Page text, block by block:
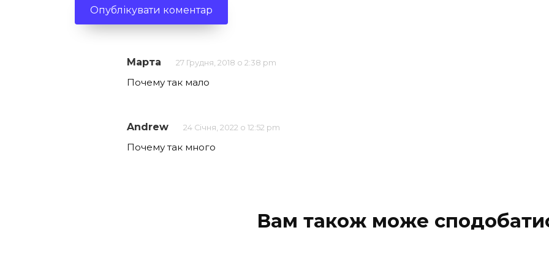
Марта 27 Грудня, 2018 о 2:38 pm
Почему так мало
Andrew 24 Січня, 2022 о 12:52 pm
Почему так много
Вам також може